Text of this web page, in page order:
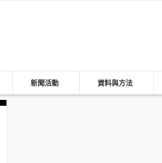
新聞活動 資料與方法